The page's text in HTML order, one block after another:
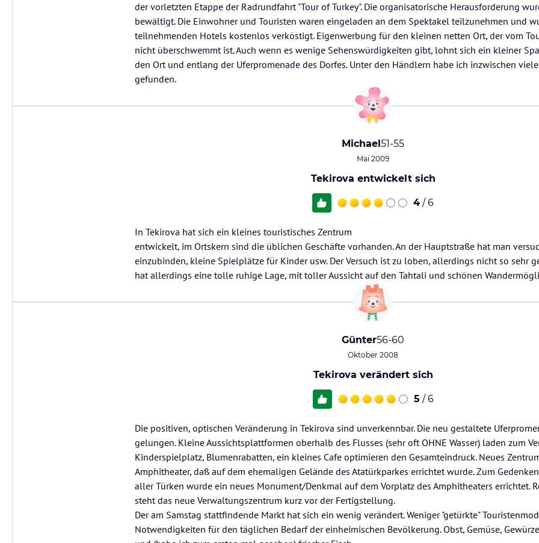
der vorletzten Etappe der Radrundfahrt "Tour of Turkey". Die organisatorische Herausforderung
bewältigt. Die Einwohner und Touristen waren eingeladen an dem Spektakel teilzunehmen und
teilnehmenden Hotels kostenlos verköstigt. Eigenwerbung für den kleinen netten Ort, der vom
nicht überschwemmt ist. Auch wenn es wenige Sehenswürdigkeiten gibt, lohnt sich ein kleiner
den Ort und entlang der Uferpromenade des Dorfes. Unter den Händlern habe ich inzwischen
gefunden.
Michael51-55
Mai 2009
Tekirova entwickelt sich
4 / 6
In Tekirova hat sich ein kleines touristisches Zentrum
entwickelt, im Ortskern sind die üblichen Geschäfte vorhanden. An der Hauptstraße hat man
einzubinden, kleine Spielplätze für Kinder usw. Der Versuch ist zu loben, allerdings nicht so sehr
hat allerdings eine tolle ruhige Lage, mit toller Aussicht auf den Tahtali und schönen
Günter56-60
Oktober 2008
Tekirova verändert sich
5 / 6
Die positiven, optischen Veränderung in Tekirova sind unverkennbar. Die neu gestaltete
gelungen. Kleine Aussichtsplattformen oberhalb des Flusses (sehr oft OHNE Wasser) laden zum
Kinderspielplatz, Blumenrabatten, ein kleines Cafe optimieren den Gesamteindruck. Neues
Amphitheater, daß auf dem ehemaligen Gelände des Atatürkparkes errichtet wurde. Zum
aller Türken wurde ein neues Monument/Denkmal auf dem Vorplatz des Amphitheaters errichtet.
steht das neue Verwaltungszentrum kurz vor der Fertigstellung.
Der am Samstag stattfindende Markt hat sich ein wenig verändert. Weniger "getürkte"
Notwendigkeiten für den täglichen Bedarf der einheimischen Bevölkerung. Obst, Gemüse,